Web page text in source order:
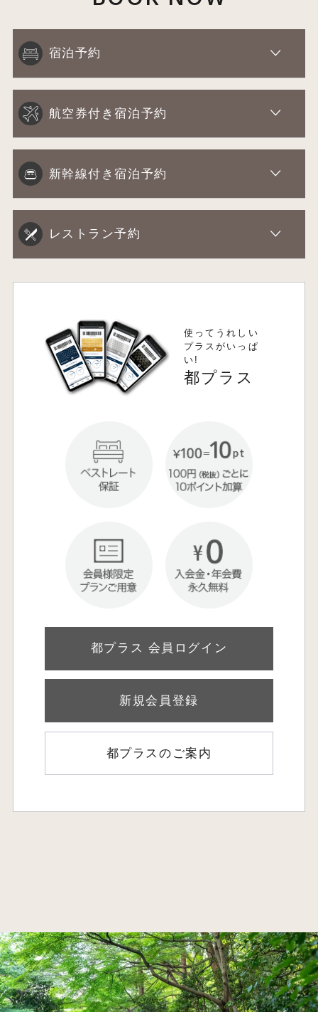
宿泊予約
航空券付き宿泊予約
新幹線付き宿泊予約
レストラン予約
使ってうれしい
プラスがいっぱ
い!
都プラス
都プラス 会員ログイン
新規会員登録
都プラスのご案内